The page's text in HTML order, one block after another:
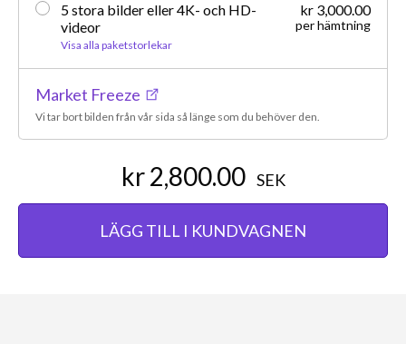
5 stora bilder eller 4K- och HD-
videor
Visa alla paketstorlekar
kr 3,000.00
per hämtning
Market Freeze
Vi tar bort bilden från vår sida så länge som du behöver den.
kr 2,800.00 SEK
LÄGG TILL I KUNDVAGNEN